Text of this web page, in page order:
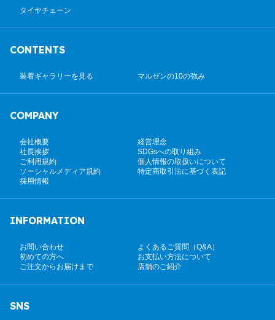
タイヤチェーン
CONTENTS
装着ギャラリーを見る マルゼンの10の強み
COMPANY
会社概要
経営理念
社長挨拶
SDGsへの取り組み
ご利用規約
個人情報の取扱いについて
ソーシャルメディア規約
特定商取引法に基づく表記
採用情報
INFORMATION
お問い合わせ
よくあるご質問（Q&A）
初めての方へ
お支払い方法について
ご注文からお届けまで
店舗のご紹介
SNS